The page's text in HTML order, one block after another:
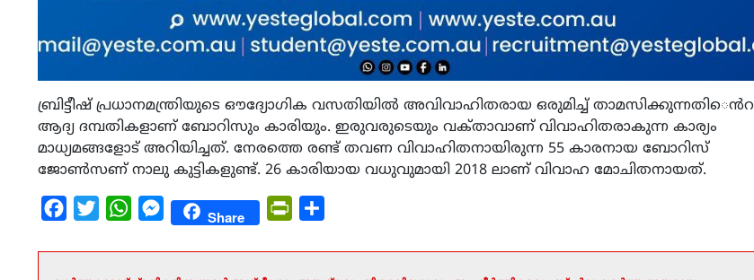
ബ്രിട്ടീഷ്​ പ്രധാനമന്ത്രിയുടെ ഔദ്യോഗിക വസതിയിൽ അവിവാഹിതരായ ഒരുമിച്ച്​ താമസിക്കുന്നതി​​​​െൻറ
ആദ്യ ദമ്പതികളാണ്​ ബോറിസും കാരിയും. ഇരുവരുടെയും വക്​താവാണ്​ വിവാഹിതരാകുന്ന കാര്യം
മാധ്യമങ്ങളോട്​ അറിയിച്ചത്​. നേരത്തെ രണ്ട്​ തവണ വിവാഹിതനായിരുന്ന 55 കാരനായ ബോറിസ്​
ജോൺസണ്​ നാലു കുട്ടികളുണ്ട്​. 26 കാരിയായ വധുവുമായി 2018 ലാണ്​ വിവാഹ മോചിതനായത്​.
Facebook
Twitter WhatsAppMessengerShare PrintFriendly